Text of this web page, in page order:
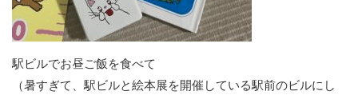
駅ビルでお昼ご飯を食べて
（暑すぎて、駅ビルと絵本展を開催している駅前のビルにし